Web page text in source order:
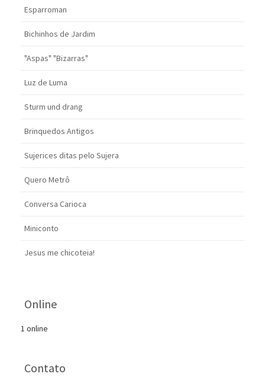
Esparroman
Bichinhos de Jardim
"Aspas" "Bizarras"
Luz de Luma
Sturm und drang
Brinquedos Antigos
Sujerices ditas pelo Sujera
Quero Metrô
Conversa Carioca
Miniconto
Jesus me chicoteia!
Online
1 online
Contato